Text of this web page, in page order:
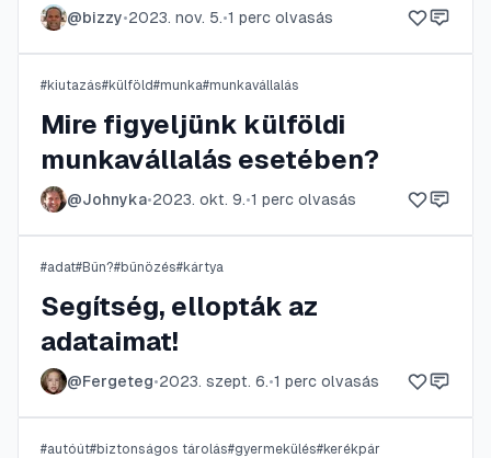
@bizzy•2023. nov. 5.•1 perc olvasás
#kiutazás#külföld#munka#munkavállalás
Mire figyeljünk külföldi
munkavállalás esetében?
@Johnyka•2023. okt. 9.•1 perc olvasás
#adat#Bűn?#bűnözés#kártya
Segítség, ellopták az
adataimat!
@Fergeteg•2023. szept. 6.•1 perc olvasás
#autóút#biztonságos tárolás#gyermekülés#kerékpár